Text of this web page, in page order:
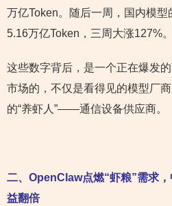
万亿Token。随后一周，国内模
5.16万亿Token，三周大涨127%。
这些数字背后，是一个正在爆发
市场的，不仅是看得见的模型厂
的“养虾人”——通信设备供应商。
二、OpenClaw点燃“虾粮”需求
益翻倍